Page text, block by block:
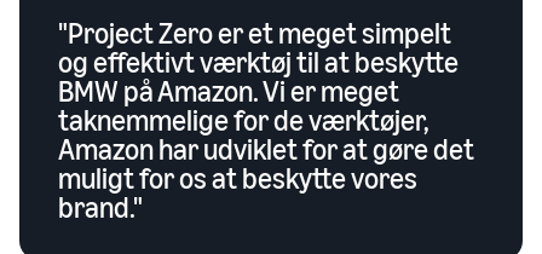
"Project Zero er et meget simpelt
og effektivt værktøj til at beskytte
BMW på Amazon. Vi er meget
taknemmelige for de værktøjer,
Amazon har udviklet for at gøre det
muligt for os at beskytte vores
brand."